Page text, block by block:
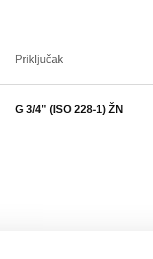
Priključak
G 3/4" (ISO 228-1) ŽN